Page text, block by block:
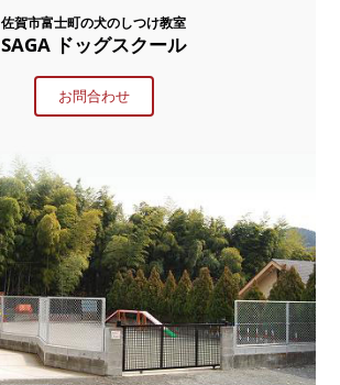
佐賀市富士町の犬のしつけ教室
SAGA ドッグスクール
お問合わせ